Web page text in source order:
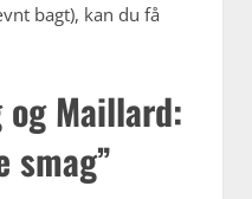
bagt), kan du få
Maillard:
smag”